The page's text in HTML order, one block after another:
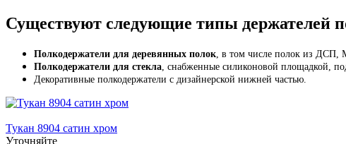
Существуют следующие типы держателей
Полкодержатели для деревянных полок , в том числе полок из ДСП,
Полкодержатели для стекла , снабженные силиконовой площадкой,
Декоративные полкодержатели с дизайнерской нижней частью.
Тукан 8904 сатин хром
Уточняйте